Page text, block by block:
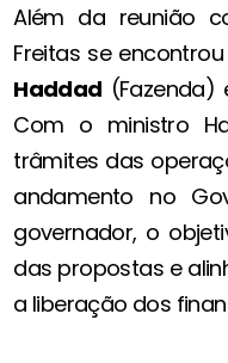
Além da reunião
Freitas se
Haddad (Fazenda)
Com o ministro
trâmites das
andamento no
governador, o
das propostas e
a liberação dos